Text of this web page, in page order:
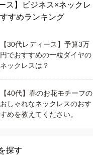
ス】
ビジネス×ネックレ
すめランキング
【30代レディース】予算3万
円でおすすめの一粒ダイヤの
ネックレスは？
【40代】春のお花モチーフの
おしゃれなネックレスのおす
すめを教えてください。
探す